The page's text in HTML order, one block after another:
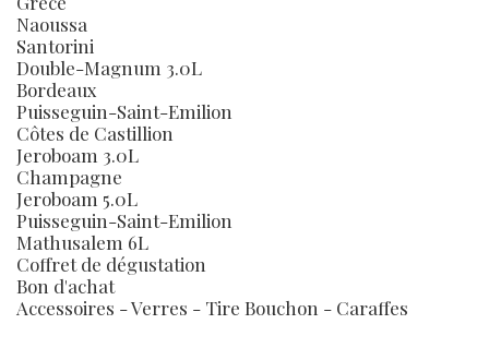
Naoussa
Santorini
Double-Magnum 3.0L
Bordeaux
Puisseguin-Saint-Emilion
Côtes de Castillion
Jeroboam 3.0L
Champagne
Jeroboam 5.0L
Puisseguin-Saint-Emilion
Mathusalem 6L
Coffret de dégustation
Bon d'achat
Accessoires - Verres - Tire Bouchon - Caraffes